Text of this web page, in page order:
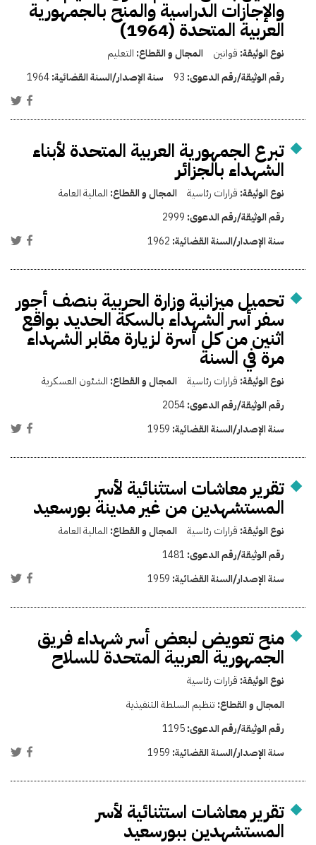
والإجازات الدراسية والمنح بالجمهورية
العربية المتحدة (1964)
نوع الوثيقة: قوانين المجال و القطاع: التعليم
رقم الوثيقة/رقم الدعوى: 93 سنة الإصدار/السنة القضائية:1964
تبرع الجمهورية العربية المتحدة لأبناء
الشهداء بالجزائر
نوع الوثيقة: قرارات رئاسية المجال و القطاع: المالية العامة
رقم الوثيقة/رقم الدعوى: 2999
سنة الإصدار/السنة القضائية: 1962
تحميل ميزانية وزارة الحربية بنصف أجور
سفر أسر الشهداء بالسكة الحديد بواقع
اثنين من كل أسرة لزيارة مقابر الشهداء
مرة في السنة
نوع الوثيقة: قرارات رئاسية المجال و القطاع: الشئون العسكرية
رقم الوثيقة/رقم الدعوى:2054
سنة الإصدار/السنة القضائية: 1959
تقرير معاشات استثنائية لأسر
المستشهدين من غير مدينة بورسعيد
نوع الوثيقة: قرارات رئاسية المجال و القطاع: المالية العامة
رقم الوثيقة/رقم الدعوى: 1481
سنة الإصدار/السنة القضائية: 1959
منح تعويض لبعض أسر شهداء فريق
الجمهورية العربية المتحدة للسلاح
نوع الوثيقة: قرارات رئاسية
المجال و القطاع: تنظيم السلطة التنفيذية
رقم الوثيقة/رقم الدعوى:1195
سنة الإصدار/السنة القضائية: 1959
تقرير معاشات استثنائية لأسر
المستشهدين ببورسعيد